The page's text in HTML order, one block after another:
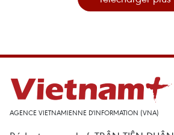
AGENCE VIETNAMIENNE D'INFORMATION (VNA)